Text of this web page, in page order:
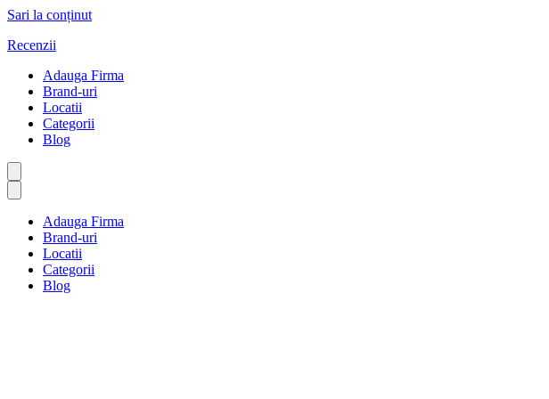
Sari la conținut
Recenzii
Adauga Firma
Brand-uri
Locatii
Categorii
Blog
Adauga Firma
Brand-uri
Locatii
Categorii
Blog